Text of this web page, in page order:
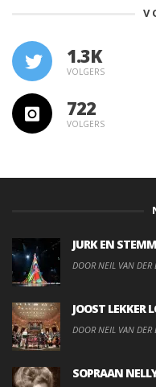
1.3K
VOLGERS
722
VOLGERS
JURK EN
DOOR NEIL VAN DER
JOOST LEKKER
DOOR NEIL VAN DER
SOPRAAN